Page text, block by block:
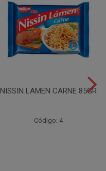
NISSIN LAMEN CARNE 85GR
Código: 4